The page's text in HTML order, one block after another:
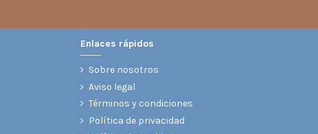
Enlaces rápidos
Sobre nosotros
Aviso legal
Términos y condiciones
Política de privacidad